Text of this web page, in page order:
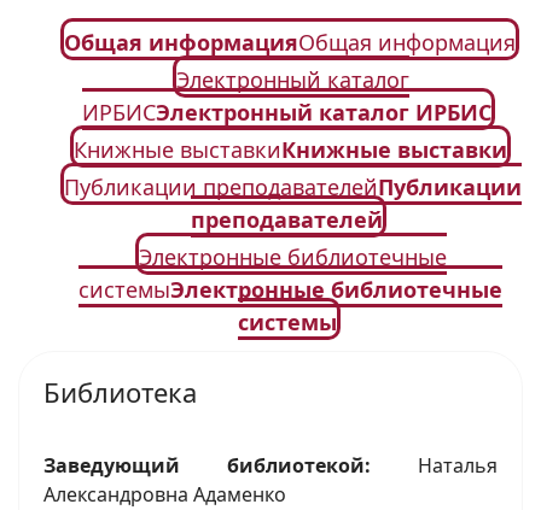
Общая информацияОбщая информация
Электронный каталог
ИРБИСЭлектронный каталог ИРБИС
Книжные выставкиКнижные выставки
Публикации преподавателейПубликации
преподавателей
Электронные библиотечные
системыЭлектронные библиотечные
системы
Библиотека
Заведующий библиотекой: Наталья
Александровна Адаменко